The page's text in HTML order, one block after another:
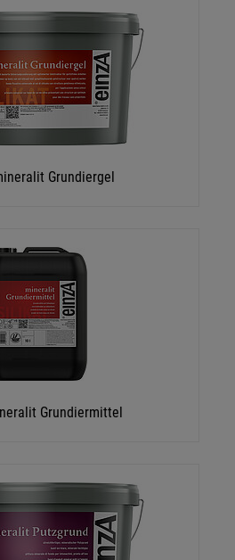
Grundiergel
Grundiermittel